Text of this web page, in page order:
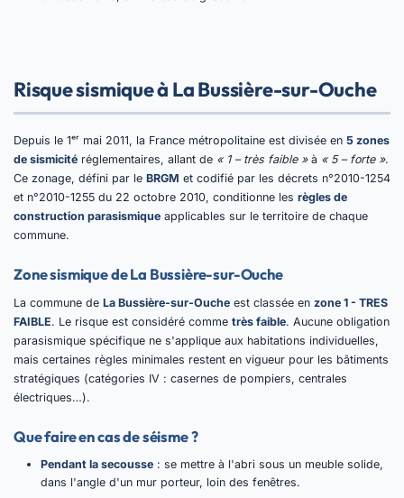
Risque sismique à La Bussière-sur-Ouche
Depuis le 1ᵉʳ mai 2011, la France métropolitaine est divisée en 5 zones
de sismicité réglementaires, allant de « 1 – très faible »à « 5 – forte ».
Ce zonage, défini par le BRGM et codifié par les décrets n°2010-1254
et n°2010-1255 du 22 octobre 2010, conditionne les règles de
construction parasismique applicables sur le territoire de chaque
commune.
Zone sismique de La Bussière-sur-Ouche
La commune de La Bussière-sur-Ouche est classée en zone 1 - TRES
FAIBLE. Le risque est considéré comme très faible. Aucune obligation
parasismique spécifique ne s'applique aux habitations individuelles,
mais certaines règles minimales restent en vigueur pour les bâtiments
stratégiques (catégories IV : casernes de pompiers, centrales
électriques…).
Que faire en cas de séisme ?
Pendant la secousse : se mettre à l'abri sous un meuble solide,
dans l'angle d'un mur porteur, loin des fenêtres.